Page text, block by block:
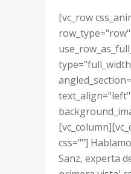
[vc_row
row_type="row"
text_align="left"
css=""]
Sanz, experta